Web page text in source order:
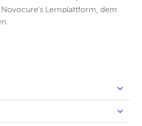
Lernplattform, dem